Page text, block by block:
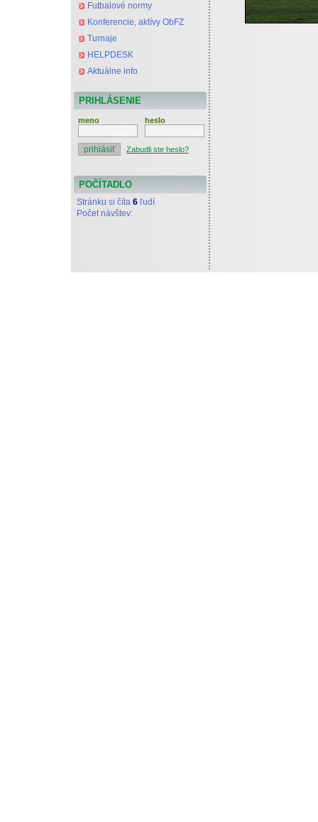
Futbalové normy
Konferencie, aktívy ObFZ
Turnaje
HELPDESK
Aktuálne info
PRIHLÁSENIE
meno heslo
Zabudli ste heslo?
POČÍTADLO
Stránku si číta 6 ľudí
Počet návštev: